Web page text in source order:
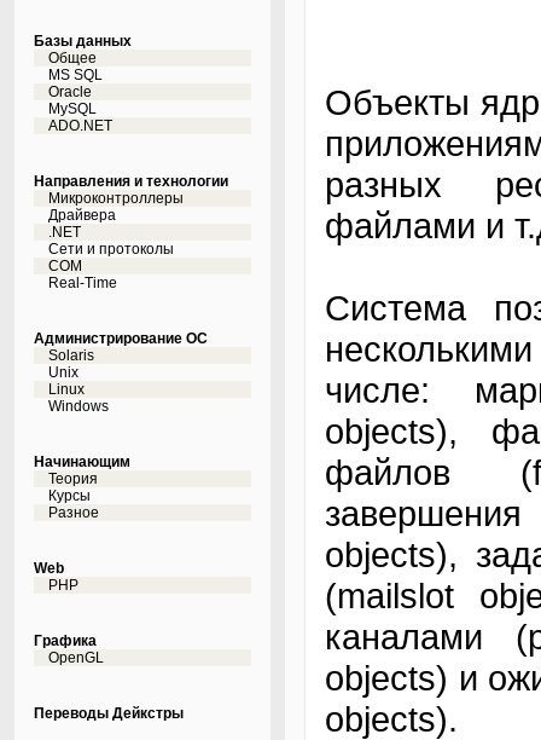
Базы данных
Общее
MS SQL
Oracle
MySQL
ADO.NET
Направления и технологии
Микроконтроллеры
Драйвера
.NET
Сети и протоколы
COM
Real-Time
Администрирование ОС
Solaris
Unix
Linux
Windows
Начинающим
Теория
Курсы
Разное
Web
PHP
Графика
OpenGL
Переводы Дейкстры
Объекты
разных
файлами и
Система
числе:
objects),
файлов
objects),
(mailslot
каналами
objects) и
objects).